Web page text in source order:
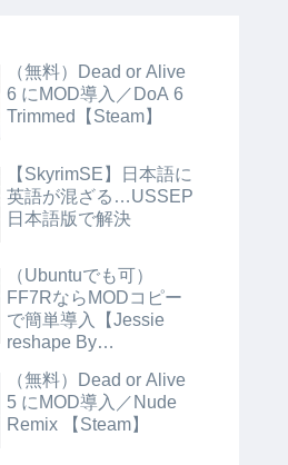
（無料）Dead or Alive
6 にMOD導入／DoA 6
Trimmed【Steam】
【SkyrimSE】日本語に
英語が混ざる…USSEP
日本語版で解決
（Ubuntuでも可）
FF7RならMODコピー
で簡単導入【Jessie
reshape By
（無料）Dead or Alive
5 にMOD導入／Nude
Remix 【Steam】